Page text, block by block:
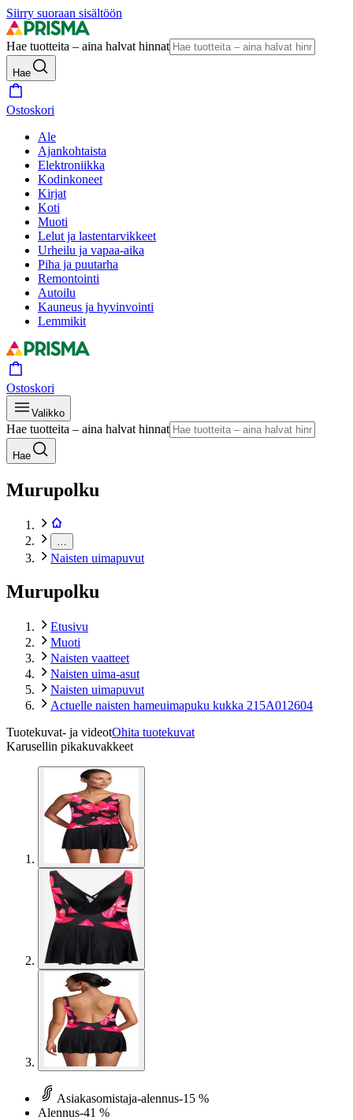
Siirry suoraan sisältöön
Hae tuotteita – aina halvat hinnat
Hae
Ostoskori
Ale
Ajankohtaista
Elektroniikka
Kodinkoneet
Kirjat
Koti
Muoti
Lelut ja lastentarvikkeet
Urheilu ja vapaa-aika
Piha ja puutarha
Remontointi
Autoilu
Kauneus ja hyvinvointi
Lemmikit
Ostoskori
Valikko
Hae tuotteita – aina halvat hinnat
Hae
Murupolku
Naisten uimapuvut
Murupolku
Etusivu
Muoti
Naisten vaatteet
Naisten uima-asut
Naisten uimapuvut
Actuelle naisten hameuimapuku kukka 215A012604
Tuotekuvat- ja videotOhita tuotekuvat
Karusellin pikakuvakkeet
Asiakasomistaja-alennus-15 %
Alennus-41 %